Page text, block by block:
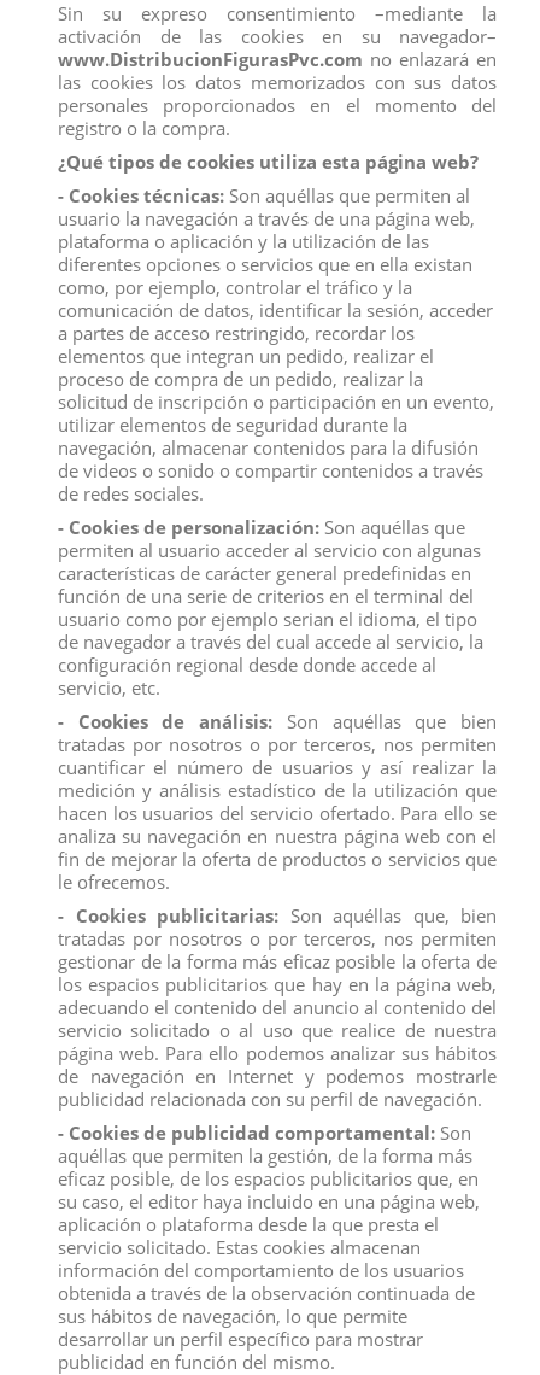
FIGURA DRAGON SISU
Referencia 11502
Érase una vez, humanos y dragones vivían juntos en completa
armonía en Kumandra.Cuando monstruos siniestros
amenazaron la tierra, los dragones se sacrificaron para salvar a
la humanidad.Hoy, 500 años después, el pueblo de Kumandras
se enfrenta nuevamente a esta amenaza.Para evitar el ataque
una vez más, Raya tiene que buscar al último dragón que
queda.Solo con la ayuda de Sisu, Raya y su país pueden
escapar de este futuro sombrío. El personaje de la nueva
aventura de Disney.
mide aproximadamente 23 cm de largo y es fiel al original pintado
a mano.
Edad: a partir de 3 años.
Descripción
Detalles del producto
Reviews(0)
Érase una vez, humanos y dragones vivían juntos en completa
armonía en Kumandra.Cuando monstruos siniestros
amenazaron la tierra, los dragones se sacrificaron para salvar a
la humanidad.Hoy, 500 años después, el pueblo de Kumandras
se enfrenta nuevamente a esta amenaza.Para evitar el ataque
una vez más, Raya tiene que buscar al último dragón que
queda.Solo con la ayuda de Sisu, Raya y su país pueden
escapar de este futuro sombrío. El personaje de la nueva
mide aproximadamente 23 cm de largo y es fiel al original pintado
a mano.
Edad: a partir de 3 años.
Todos los productos de nuestrocatálogoobtienen el certificado
exigido por la U.E.
Compraahora y recíbelo en 24/48 horas en su establecimiento.
Recuerde que disponemos de unchat donde le atendemos
personalmente, pregúntenos sus dudas.
Somos una
empresa avalada por una gran experiencia
en
mercadode distribucióny venta al por mayor.
Los mejores precios los encontrarás
www.distribucionfiguraspvc.com , tu página de confianza
Calificación
Comentarios (0)
No hay reseñas de clientes en este momento.
Sin su expreso consentimiento –mediante la
activación de las cookies en su navegador–
www.DistribucionFigurasPvc.com no enlazará en
las cookies los datos memorizados con sus datos
personales proporcionados en el momento del
registro o la compra.
¿Qué tipos de cookies utiliza esta página web?
- Cookies técnicas: Son aquéllas que permiten al
usuario la navegación a través de una página web,
plataforma o aplicación y la utilización de las
diferentes opciones o servicios que en ella existan
como, por ejemplo, controlar el tráfico y la
comunicación de datos, identificar la sesión, acceder
a partes de acceso restringido, recordar los
elementos que integran un pedido, realizar el
proceso de compra de un pedido, realizar la
solicitud de inscripción o participación en un evento,
utilizar elementos de seguridad durante la
navegación, almacenar contenidos para la difusión
de videos o sonido o compartir contenidos a través
de redes sociales.
- Cookies de personalización: Son aquéllas que
permiten al usuario acceder al servicio con algunas
características de carácter general predefinidas en
función de una serie de criterios en el terminal del
usuario como por ejemplo serian el idioma, el tipo
de navegador a través del cual accede al servicio, la
configuración regional desde donde accede al
servicio, etc.
- Cookies de análisis: Son aquéllas que bien
tratadas por nosotros o por terceros, nos permiten
cuantificar el número de usuarios y así realizar la
medición y análisis estadístico de la utilización que
hacen los usuarios del servicio ofertado. Para ello se
analiza su navegación en nuestra página web con el
fin de mejorar la oferta de productos o servicios que
le ofrecemos.
- Cookies publicitarias: Son aquéllas que, bien
tratadas por nosotros o por terceros, nos permiten
gestionar de la forma más eficaz posible la oferta de
los espacios publicitarios que hay en la página web,
adecuando el contenido del anuncio al contenido del
servicio solicitado o al uso que realice de nuestra
página web. Para ello podemos analizar sus hábitos
de navegación en Internet y podemos mostrarle
publicidad relacionada con su perfil de navegación.
- Cookies de publicidad comportamental: Son
aquéllas que permiten la gestión, de la forma más
eficaz posible, de los espacios publicitarios que, en
su caso, el editor haya incluido en una página web,
aplicación o plataforma desde la que presta el
servicio solicitado. Estas cookies almacenan
información del comportamiento de los usuarios
obtenida a través de la observación continuada de
sus hábitos de navegación, lo que permite
desarrollar un perfil específico para mostrar
publicidad en función del mismo.